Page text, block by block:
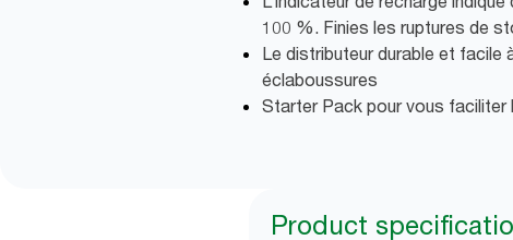
100 %. Finies les ruptures de
Le distributeur durable et
éclaboussures
Starter Pack pour vous faciliter
Product